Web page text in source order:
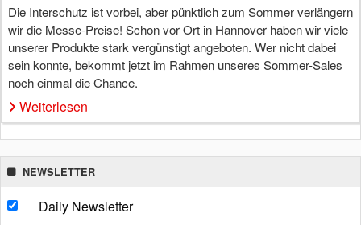
Die Interschutz ist vorbei, aber pünktlich zum Sommer verlängern
wir die Messe-Preise! Schon vor Ort in Hannover haben wir viele
unserer Produkte stark vergünstigt angeboten. Wer nicht dabei
sein konnte, bekommt jetzt im Rahmen unseres Sommer-Sales
noch einmal die Chance.
Weiterlesen
NEWSLETTER
Daily Newsletter